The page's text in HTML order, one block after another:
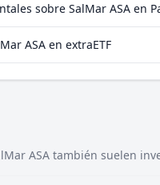
sobre SalMar ASA en
ASA en extraETF
ASA también suelen